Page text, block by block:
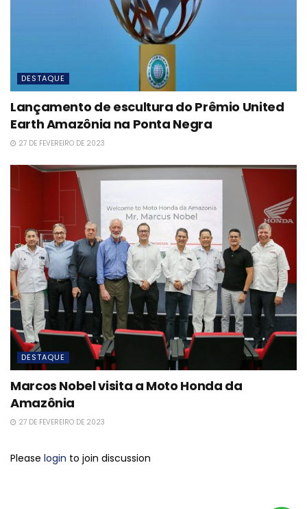
DESTAQUE
Lançamento de escultura do Prêmio United
Earth Amazônia na Ponta Negra
27 DE FEVEREIRO DE 2023
DESTAQUE
Marcos Nobel visita a Moto Honda da
Amazônia
27 DE FEVEREIRO DE 2023
Please login to join discussion